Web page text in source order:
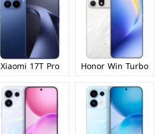
Honor Win Turbo
Xiaomi 17T Pro